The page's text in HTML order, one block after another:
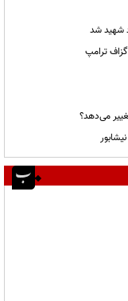
شهید شد
ترامپ
می‌دهد؟